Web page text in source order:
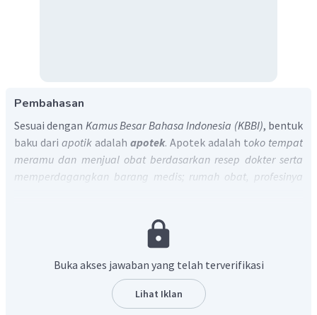
Pembahasan
Sesuai dengan Kamus Besar Bahasa Indonesia (KBBI), bentuk
baku dari apotik adalah apotek. Apotek adalah toko tempat
meramu dan menjual obat berdasarkan resep dokter serta
memperdagangkan barang medis; rumah obat, profesinya
Buka akses jawaban yang telah terverifikasi
Lihat Iklan